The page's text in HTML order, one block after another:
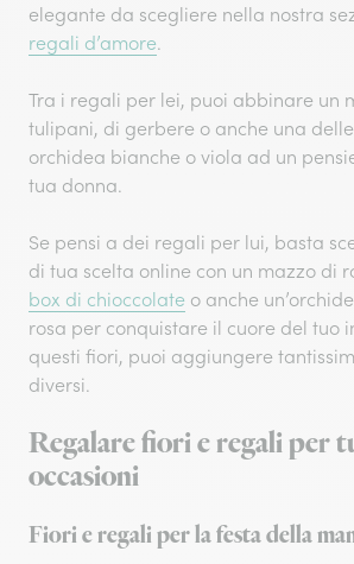
elegante da scegliere nella nostra
regali d’amore.
Tra i regali per lei, puoi abbinare un
tulipani, di gerbere o anche una
orchidea bianche o viola ad un
tua donna.
Se pensi a dei regali per lui, basta
di tua scelta online con un mazzo di
box di chioccolate o anche
rosa per conquistare il cuore del tuo
questi fiori, puoi aggiungere
diversi.
Regalare fiori e regali per
occasioni
Fiori e regali per la festa della